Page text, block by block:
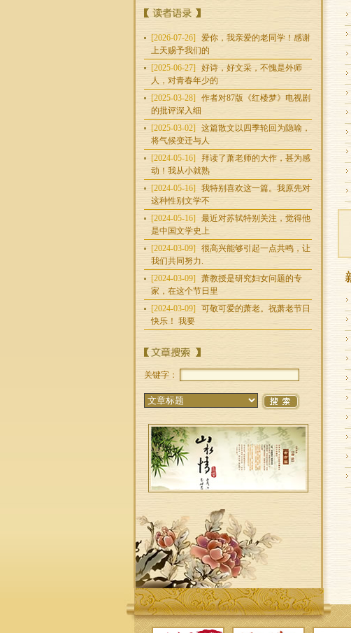
潘学峰
科研人员，大学教
师，医药公司高级
技术总监，诗歌写
本名：俞瑞门.生于
革乱缺，立于澳洲
大地，成于
欧阳杏蓬
湖南人，居广州，
文化民工。
李明晏
谭毅，澳华文学网
学出版社》执行社
长。北京人
车彩燕
笔名：石子。出生
师、企业管理者
金帼敏
五十年代出生在上
海，一九八九年底
赴澳。现居悉尼，
2015起开
[2026-07-26]
爱你，我亲爱的老同学！感谢
上天赐予我们的
[2025-06-27]
好诗，好文采，不愧是外师
人，对青春年少的
[2025-03-28]
作者对87版《红楼梦》电视剧
的批评深入细
[2025-03-02]
这篇散文以四季轮回为隐喻，
将气候变迁与人
[2024-05-16]
拜读了萧老师的大作，甚为感
动！我从小就熟
[2024-05-16]
我特别喜欢这一篇。我原先对
这种性别文学不
[2024-05-16]
最近对苏轼特别关注，觉得他
是中国文学史上
[2024-03-09]
很高兴能够引起一点共鸣，让
我们共同努力.
[2024-03-09]
萧教授是研究妇女问题的专
家，在这个节日里
[2024-03-09]
可敬可爱的萧老。祝萧老节日
快乐！ 我要
关键字：